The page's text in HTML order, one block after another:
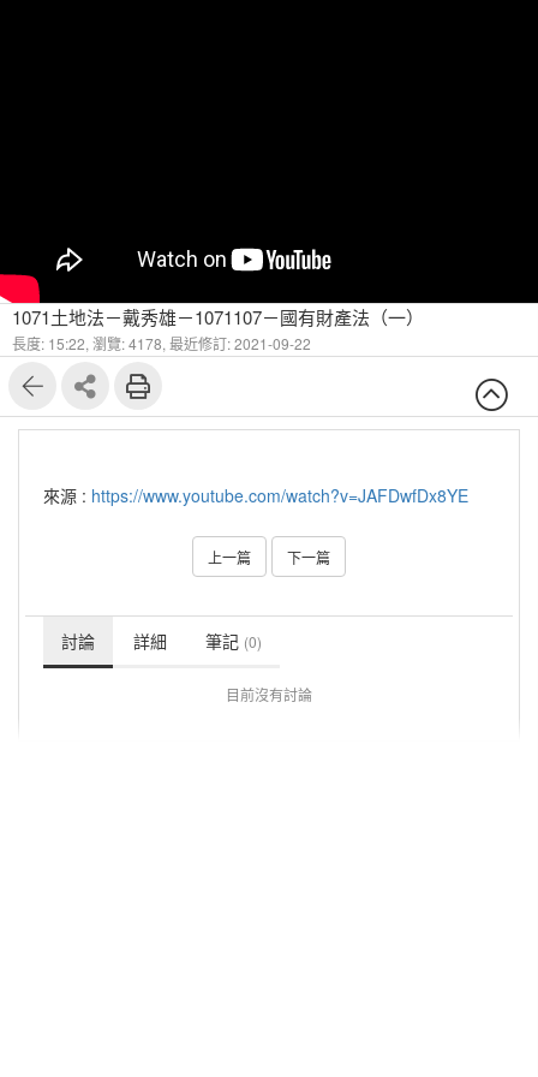
1071土地法－戴秀雄－1071107－國有財產法（一）
長度: 15:22, 瀏覽: 4178, 最近修訂: 2021-09-22
來源 : https://www.youtube.com/watch?v=JAFDwfDx8YE
上一篇 下一篇
討論 詳細 筆記 (0)
目前沒有討論